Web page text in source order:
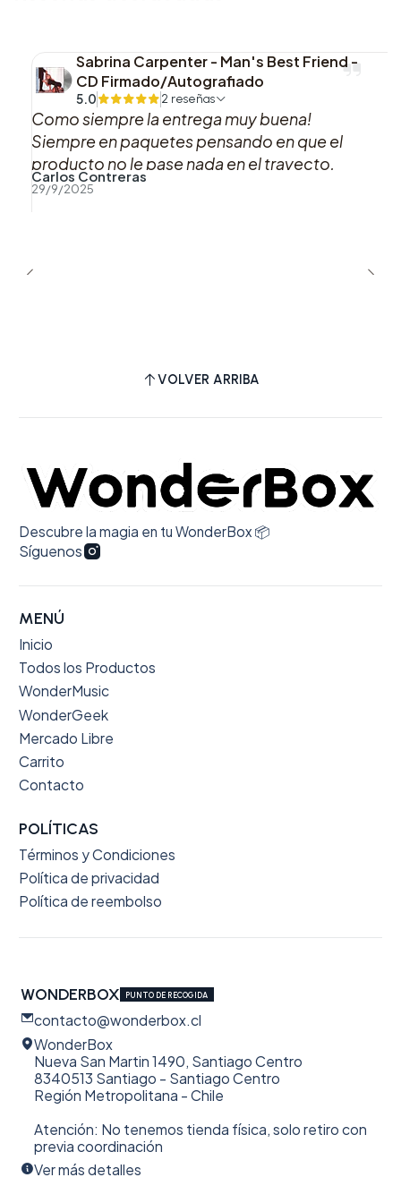
Sabrina Carpenter - Man's Best Friend -
CD Firmado/Autografiado
5.0 2 reseñas
Como siempre la entrega muy buena!
Siempre en paquetes pensando en que el
producto no le pase nada en el trayecto,
muy buena atención por WhatsApp!
Carlos Contreras
29/9/2025
VOLVER ARRIBA
Descubre la magia en tu WonderBox 📦
Síguenos
MENÚ
Inicio
Todos los Productos
WonderMusic
WonderGeek
Mercado Libre
Carrito
Contacto
POLÍTICAS
Términos y Condiciones
Política de privacidad
Política de reembolso
WONDERBOX PUNTO DE RECOGIDA
contacto@wonderbox.cl
WonderBox
Nueva San Martin 1490, Santiago Centro
8340513 Santiago - Santiago Centro
Región Metropolitana - Chile
Atención: No tenemos tienda física, solo retiro con
previa coordinación
Ver más detalles